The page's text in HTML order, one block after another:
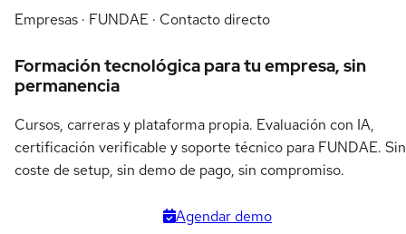
Empresas · FUNDAE · Contacto directo
Formación tecnológica para tu empresa, sin
permanencia
Cursos, carreras y plataforma propia. Evaluación con IA,
certificación verificable y soporte técnico para FUNDAE. Sin
coste de setup, sin demo de pago, sin compromiso.
Agendar demo